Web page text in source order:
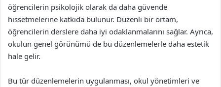
öğrencilerin psikolojik olarak da daha güvende
hissetmelerine katkıda bulunur. Düzenli bir ortam,
öğrencilerin derslere daha iyi odaklanmalarını sağlar. Ayrıca,
okulun genel görünümü de bu düzenlemelerle daha estetik
hale gelir.
Bu tür düzenlemelerin uygulanması, okul yönetimleri ve